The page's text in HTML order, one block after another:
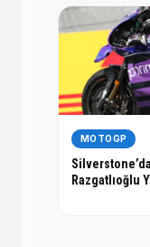
MOTOGP
Razgatlıoğlu